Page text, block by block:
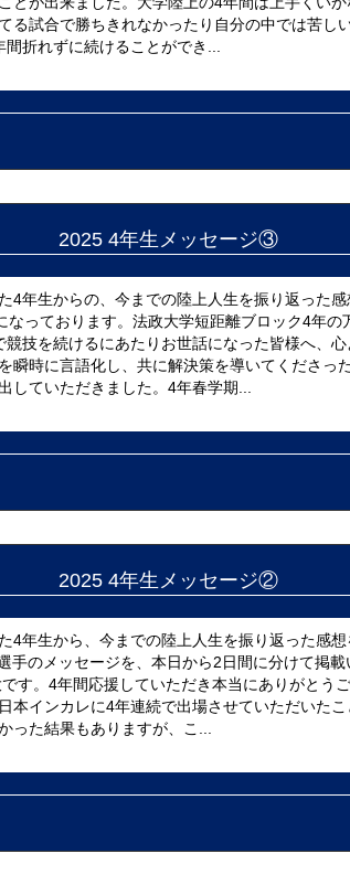
る試合で勝ちきれなかったり自分の中では苦し
折れずに続けることができ...
2025 4年生メッセージ③
4年生からの、今までの陸上人生を振り返った感
なっております。法政大学短距離ブロック4年の
技を続けるにあたりお世話になった皆様へ、心
瞬時に言語化し、共に解決策を導いてくださっ
していただきました。4年春学期...
2025 4年生メッセージ②
4年生から、今までの陸上人生を振り返った感
手のメッセージを、本日から2日間に分けて掲
す。4年間応援していただき本当にありがとう
本インカレに4年連続で出場させていただいた
った結果もありますが、こ...